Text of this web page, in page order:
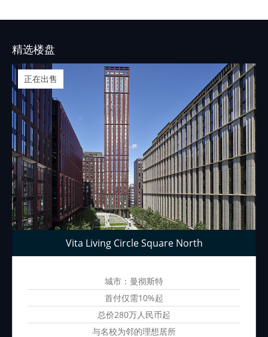
精选楼盘
正在出售
Vita Living Circle Square North
城市：曼彻斯特
首付仅需10%起
总价280万人民币起
与名校为邻的理想居所